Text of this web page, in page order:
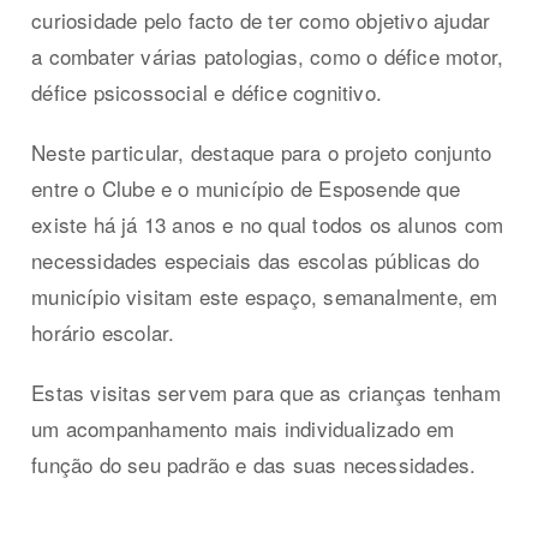
curiosidade pelo facto de ter como objetivo ajudar
a combater várias patologias, como o défice motor,
défice psicossocial e défice cognitivo.
Neste particular, destaque para o projeto conjunto
entre o Clube e o município de Esposende que
existe há já 13 anos e no qual todos os alunos com
necessidades especiais das escolas públicas do
município visitam este espaço, semanalmente, em
horário escolar.
Estas visitas servem para que as crianças tenham
um acompanhamento mais individualizado em
função do seu padrão e das suas necessidades.